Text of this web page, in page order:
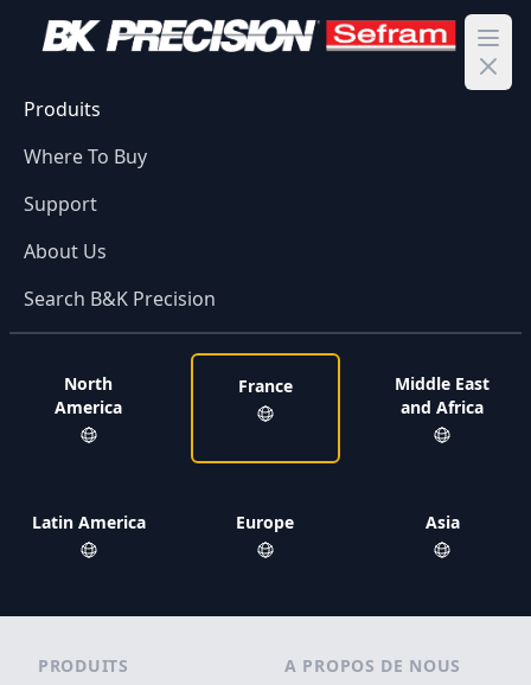
Produits
Where To Buy
Support
About Us
Search B&K Precision
North
America
Latin America
France
Europe
Middle East
and Africa
Asia
PRODUITS A PROPOS DE NOUS